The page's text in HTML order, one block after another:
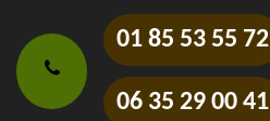
01 85 53 55 72
06 35 29 00 41